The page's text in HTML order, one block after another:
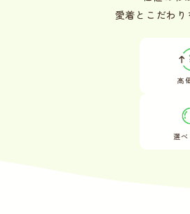
愛着とこだわ
高
選